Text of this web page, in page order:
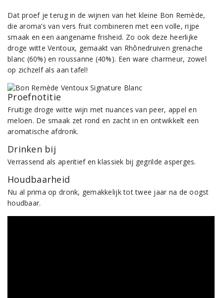
Dat proef je terug in de wijnen van het kleine Bon Remède,
die aroma’s van vers fruit combineren met een volle, rijpe
smaak en een aangename frisheid. Zo ook deze heerlijke
droge witte Ventoux, gemaakt van Rhônedruiven grenache
blanc (60%) en roussanne (40%). Een ware charmeur, zowel
op zichzelf als aan tafel!
Proefnotitie
Fruitige droge witte wijn met nuances van peer, appel en
meloen. De smaak zet rond en zacht in en ontwikkelt een
aromatische afdronk.
Drinken bij
Verrassend als aperitief en klassiek bij gegrilde asperges.
Houdbaarheid
Nu al prima op dronk, gemakkelijk tot twee jaar na de oogst
houdbaar.